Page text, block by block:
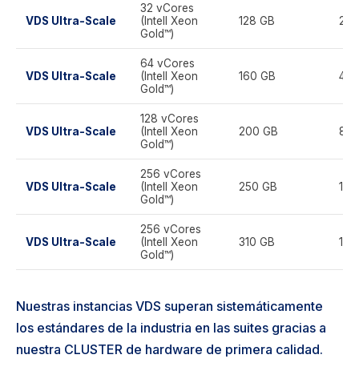
VDS Ultra-Scale
32 vCores
(Intell Xeon
Gold™)
128 GB 2
VDS Ultra-Scale
64 vCores
(Intell Xeon
Gold™)
160 GB 4
VDS Ultra-Scale
128 vCores
(Intell Xeon
Gold™)
200 GB 8
VDS Ultra-Scale
256 vCores
(Intell Xeon
Gold™)
250 GB 10
VDS Ultra-Scale
256 vCores
(Intell Xeon
Gold™)
310 GB 12
Nuestras instancias VDS superan sistemáticamente
los estándares de la industria en las suites gracias a
nuestra CLUSTER de hardware de primera calidad.